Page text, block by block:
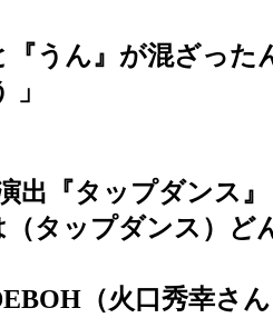
『うん』が混ざった
出『タップダンス』
（タップダンス）ど
（火口秀幸さ